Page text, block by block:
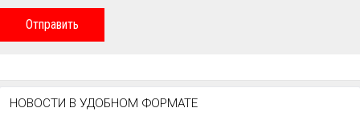
Отправить
НОВОСТИ В УДОБНОМ ФОРМАТЕ